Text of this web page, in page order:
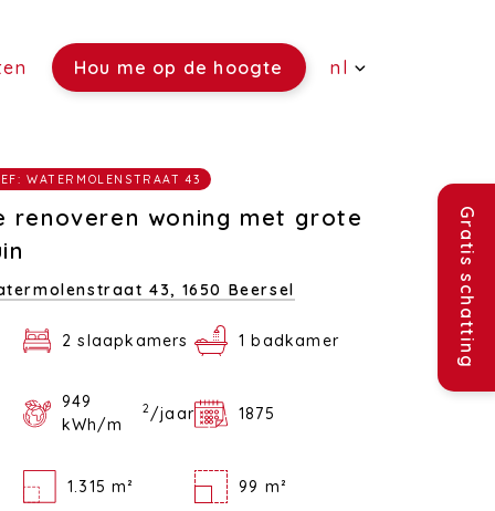
(Verzekeringen)
(Vacatures)
Hou me op de hoogte nl
WATERMOLENSTRAAT 43
renoveren woning met grote
43, 1650 Beersel
2 slaapkamers 1 badkamer
949
kWh/m
2 /jaar 1875
1.315 m² 99 m²
Gratis schatting